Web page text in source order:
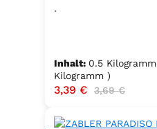
.
Inhalt: 0.5 Kilogramm
Kilogramm )
Verkaufspreis:
3,39 € Regulärer Preis:
3,69 €